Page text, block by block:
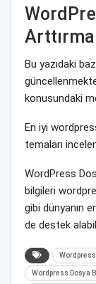
Arttırma
Bu yazıdaki
konusundaki
En iyi
temaları
WordPress
bilgileri
gibi dünyanın
de destek
Wordpress
Wordpress Dosya